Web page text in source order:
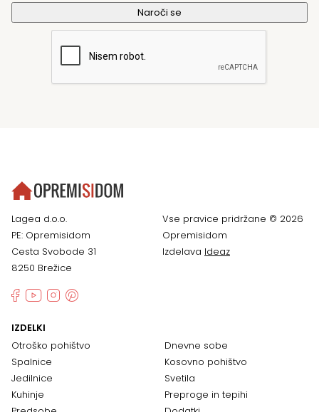
Lagea d.o.o.
PE: Opremisidom
Cesta Svobode 31
8250 Brežice
Vse pravice pridržane © 2026
Opremisidom
Izdelava Ideaz
IZDELKI
Otroško pohištvo
Spalnice
Jedilnice
Kuhinje
Dnevne sobe
Kosovno pohištvo
Svetila
Preproge in tepihi